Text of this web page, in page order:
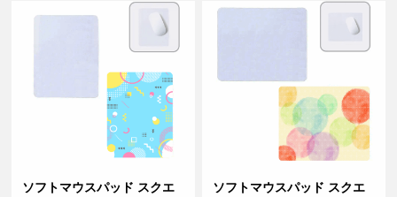
ソフトマウスパッド スクエ
ソフトマウスパッド スクエ